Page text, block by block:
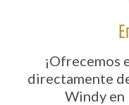
¡Ofrecemos
directamente
Windy en